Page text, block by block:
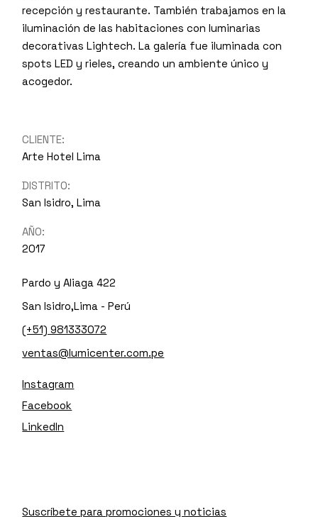
recepción y restaurante. También trabajamos en la
iluminación de las habitaciones con luminarias
decorativas Lightech. La galería fue iluminada con
spots LED y rieles, creando un ambiente único y
acogedor.
CLIENTE:
Arte Hotel Lima
DISTRITO:
San Isidro, Lima
AÑO:
2017
Pardo y Aliaga 422
San Isidro,Lima - Perú
(+51) 981333072
ventas@lumicenter.com.pe
Instagram
Facebook
LinkedIn
Suscríbete para promociones y noticias